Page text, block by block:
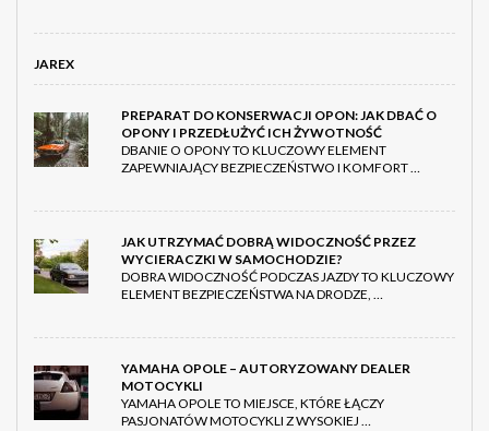
JAREX
PREPARAT DO KONSERWACJI OPON: JAK DBAĆ O
OPONY I PRZEDŁUŻYĆ ICH ŻYWOTNOŚĆ
DBANIE O OPONY TO KLUCZOWY ELEMENT
ZAPEWNIAJĄCY BEZPIECZEŃSTWO I KOMFORT …
JAK UTRZYMAĆ DOBRĄ WIDOCZNOŚĆ PRZEZ
WYCIERACZKI W SAMOCHODZIE?
DOBRA WIDOCZNOŚĆ PODCZAS JAZDY TO KLUCZOWY
ELEMENT BEZPIECZEŃSTWA NA DRODZE, …
YAMAHA OPOLE – AUTORYZOWANY DEALER
MOTOCYKLI
YAMAHA OPOLE TO MIEJSCE, KTÓRE ŁĄCZY
PASJONATÓW MOTOCYKLI Z WYSOKIEJ …